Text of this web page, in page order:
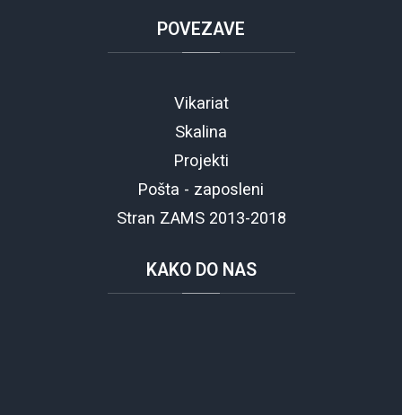
POVEZAVE
Vikariat
Skalina
Projekti
Pošta - zaposleni
Stran ZAMS 2013-2018
KAKODO NAS